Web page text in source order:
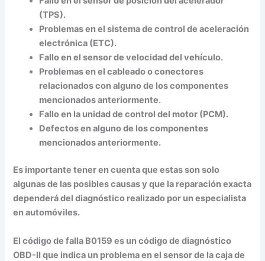
(TPS).
Problemas en el sistema de control de aceleración
electrónica (ETC).
Fallo en el sensor de velocidad del vehículo.
Problemas en el cableado o conectores
relacionados con alguno de los componentes
mencionados anteriormente.
Fallo en la unidad de control del motor (PCM).
Defectos en alguno de los componentes
mencionados anteriormente.
Es importante tener en cuenta que estas son solo
algunas de las posibles causas y que la reparación exacta
dependerá del diagnóstico realizado por un especialista
en automóviles.
El código de falla B0159 es un código de diagnóstico
OBD-II que indica un problema en el sensor de la caja de